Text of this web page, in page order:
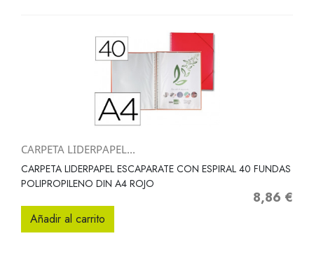
CARPETA LIDERPAPEL...
CARPETA LIDERPAPEL ESCAPARATE CON ESPIRAL 40 FUNDAS
POLIPROPILENO DIN A4 ROJO
Precio
8,86 €
Añadir al carrito